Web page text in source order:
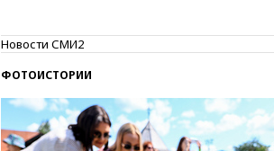
Новости СМИ2
ФОТОИСТОРИИ